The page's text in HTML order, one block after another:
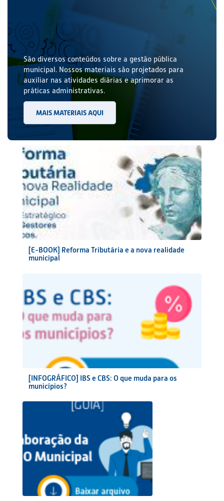
São diversos conteúdos sobre a gestão pública
municipal. Nossos materiais são projetados para
auxiliar nas atividades diárias e aprimorar as
práticas administrativas.
MAIS MATERIAIS AQUI
[E-BOOK] Reforma Tributária e a nova realidade
municipal
[INFOGRÁFICO] IBS e CBS: O que muda para os
municípios?